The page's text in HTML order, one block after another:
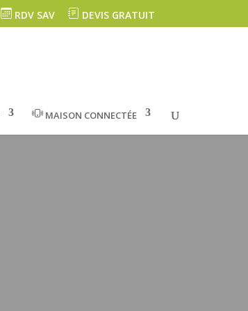
RDV SAV DEVIS GRATUIT
MAISON CONNECTÉE